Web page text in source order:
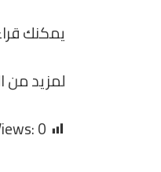
يمكنك
لمزيد من
0